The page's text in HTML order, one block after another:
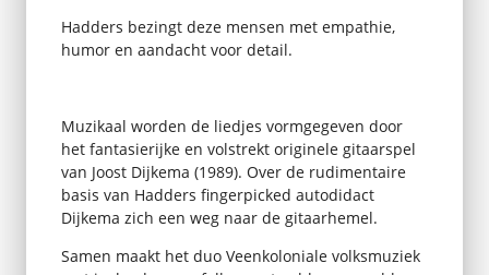
Hadders bezingt deze mensen met empathie,
humor en aandacht voor detail.
Muzikaal worden de liedjes vormgegeven door
het fantasierijke en volstrekt originele gitaarspel
van Joost Dijkema (1989). Over de rudimentaire
basis van Hadders fingerpicked autodidact
Dijkema zich een weg naar de gitaarhemel.
Samen maakt het duo Veenkoloniale volksmuziek